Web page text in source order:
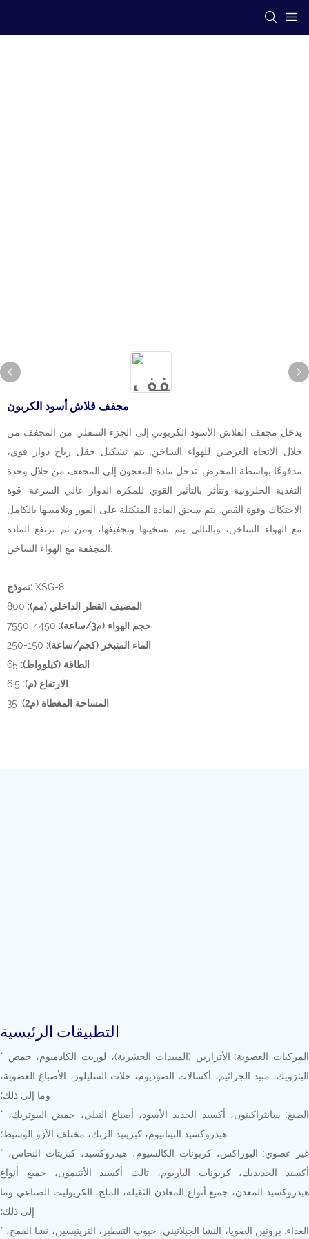
مجفف فلاش أسود الكربون
يدخل مجفف الفلاش الأسود الكربوني إلى الجزء السفلي من المجفف من
خلال الاتجاه العرضي للهواء الساخن. يتم تشكيل حقل رياح دوار قوي،
مدفوعًا بواسطة المحرض. تدخل مادة المعجون إلى المجفف من خلال وحدة
التغذية الحلزونية وتتأثر بالتأثير القوي للمكره الدوار عالي السرعة. قوة
الاحتكاك وقوة القص. يتم سحق المادة المتكتلة على الفور وتلامسها بالكامل
مع الهواء الساخن، وبالتالي يتم تسخينها وتجفيفها، ومن ثم ترتفع المادة
نموذج: XSG-8
المضيف القطر الداخلي (مم): 800
حجم الهواء (م3/ساعة):
4450-7550
الماء المتبخر (كجم/ساعة): 150-250
الطاقة (كيلوواط): 65
الارتفاع (م): 6.5
المساحة المغطاة (م2):
35
التطبيقات الرئيسية
* المركبات العضوية: الأترازين (المبيدات الحشرية)، لوريت الكادميوم، حمض
البنزويك، مبيد الجراثيم، أكسالات الصوديوم، خلات السليلوز، الأصباغ العضوية،
وما إلى ذلك؛
* الصبغ: سانثراكينون، أكسيد الحديد الأسود، أصباغ النيلي، حمض البيوتريك،
هيدروكسيد التيتانيوم، كبريتيد الزنك، مختلف الآزو الوسيط؛
* غير عضوي: البوراكس، كربونات الكالسيوم، هيدروكسيد، كبريتات النحاس،
أكسيد الحديديك، كربونات الباريوم، ثالث أكسيد الأنتيمون، جميع أنواع
هيدروكسيد المعدن، جميع أنواع المعادن الثقيلة، الملح، الكريوليت الصناعي وما
إلى ذلك؛
* الغذاء: بروتين الصويا، النشا الجيلاتيني، حبوب التقطير، التريتيسين، نشا القمح،